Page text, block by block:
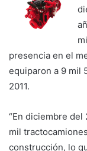
presencia en el
equiparon a 9 mil
2011.
“En diciembre del
mil
construcción, lo